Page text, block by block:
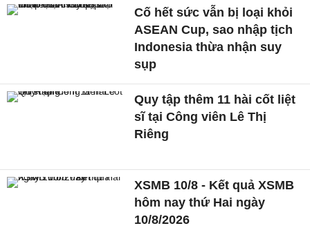
Cố hết sức vẫn bị loại khỏi
ASEAN Cup, sao nhập tịch
Indonesia thừa nhận suy
sụp
Quy tập thêm 11 hài cốt liệt
sĩ tại Công viên Lê Thị
Riêng
XSMB 10/8 - Kết quả XSMB
hôm nay thứ Hai ngày
10/8/2026